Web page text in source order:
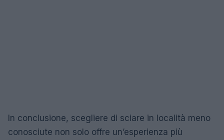
In conclusione, scegliere di sciare in località meno
conosciute non solo offre un’esperienza più